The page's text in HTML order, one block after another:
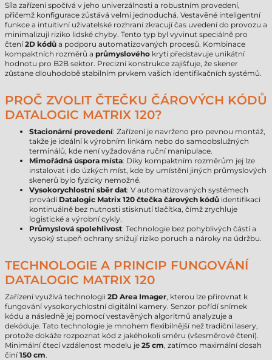
Síla zařízení spočívá v jeho univerzálnosti a robustním provedení,
přičemž konfigurace zůstává velmi jednoduchá. Vestavěné inteligentní
funkce a intuitivní uživatelské rozhraní zkracují čas uvedení do provozu a
minimalizují riziko lidské chyby. Tento typ byl vyvinut speciálně pro
čtení2D kódů a podporu automatizovaných procesů. Kombinace
kompaktních rozměrů a průmyslového krytí představuje unikátní
hodnotu pro B2B sektor. Precizní konstrukce zajišťuje, že skener
zůstane dlouhodobě stabilním prvkem vašich identifikačních systémů.
PROČ ZVOLIT ČTEČKU ČÁROVÝCH KÓDŮ
DATALOGIC MATRIX 120?
Stacionární provedení: Zařízení je navrženo pro pevnou montáž,
takže je ideální k výrobním linkám nebo do samoobslužných
terminálů, kde není vyžadována ruční manipulace.
Mimořádná úspora místa: Díky kompaktním rozměrům jej lze
instalovat i do úzkých míst, kde by umístění jiných průmyslových
skenerů bylo fyzicky nemožné.
Vysokorychlostní sběr dat: V automatizovaných systémech
provádí Datalogic Matrix 120 čtečka čárových kódů identifikaci
kontinuálně bez nutnosti stisknutí tlačítka, čímž zrychluje
logistické a výrobní cykly.
Průmyslová spolehlivost: Technologie bez pohyblivých částí a
vysoký stupeň ochrany snižují riziko poruch a nároky na údržbu.
TECHNOLOGIE A PRINCIP FUNGOVÁNÍ
DATALOGIC MATRIX 120
Zařízení využívá technologii 2D Area Imager, kterou lze přirovnat k
fungování vysokorychlostní digitální kamery. Senzor pořídí snímek
kódu a následně jej pomocí vestavěných algoritmů analyzuje a
dekóduje. Tato technologie je mnohem flexibilnější než tradiční lasery,
protože dokáže rozpoznat kód z jakéhokoli směru (všesměrové čtení).
Minimální čtecí vzdálenost modelu je 25 cm, zatímco maximální dosah
činí150 cm.